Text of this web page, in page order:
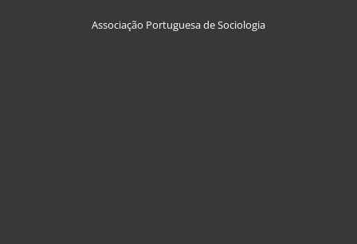
Associação Portuguesa de Sociologia